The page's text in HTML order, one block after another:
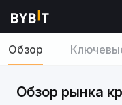
Обзор
Обзор рынка